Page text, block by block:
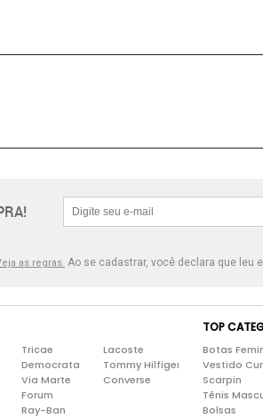
as regras. Ao se cadastrar, você declara que leu
Tricae
Democrata
Via Marte
Forum
Ray-Ban
Lacoste
Tommy Hilfiger
Converse
TOP
Botas
Vestido
Scarpin
Tênis
Bolsas